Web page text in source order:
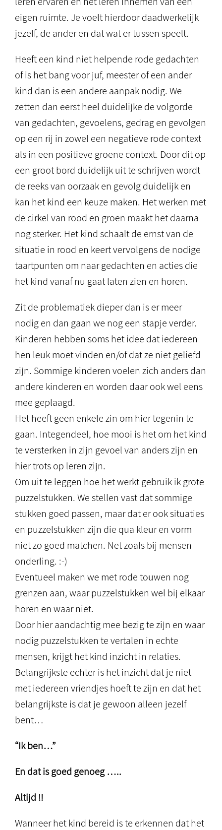
eigen ruimte. Je voelt hierdoor daadwerkelijk
jezelf, de ander en dat wat er tussen speelt.
Heeft een kind niet helpende rode gedachten
of is het bang voor juf, meester of een ander
kind dan is een andere aanpak nodig. We
zetten dan eerst heel duidelijke de volgorde
van gedachten, gevoelens, gedrag en gevolgen
op een rij in zowel een negatieve rode context
als in een positieve groene context. Door dit op
een groot bord duidelijk uit te schrijven wordt
de reeks van oorzaak en gevolg duidelijk en
kan het kind een keuze maken. Het werken met
de cirkel van rood en groen maakt het daarna
nog sterker. Het kind schaalt de ernst van de
situatie in rood en keert vervolgens de nodige
taartpunten om naar gedachten en acties die
het kind vanaf nu gaat laten zien en horen.
Zit de problematiek dieper dan is er meer
nodig en dan gaan we nog een stapje verder.
Kinderen hebben soms het idee dat iedereen
hen leuk moet vinden en/of dat ze niet geliefd
zijn. Sommige kinderen voelen zich anders dan
andere kinderen en worden daar ook wel eens
mee geplaagd.
Het heeft geen enkele zin om hier tegenin te
gaan. Integendeel, hoe mooi is het om het kind
te versterken in zijn gevoel van anders zijn en
hier trots op leren zijn.
Om uit te leggen hoe het werkt gebruik ik grote
puzzelstukken. We stellen vast dat sommige
stukken goed passen, maar dat er ook situaties
en puzzelstukken zijn die qua kleur en vorm
niet zo goed matchen. Net zoals bij mensen
onderling. :-)
Eventueel maken we met rode touwen nog
grenzen aan, waar puzzelstukken wel bij elkaar
horen en waar niet.
Door hier aandachtig mee bezig te zijn en waar
nodig puzzelstukken te vertalen in echte
mensen, krijgt het kind inzicht in relaties.
Belangrijkste echter is het inzicht dat je niet
met iedereen vriendjes hoeft te zijn en dat het
belangrijkste is dat je gewoon alleen jezelf
bent…
“Ik ben…”
En dat is goed genoeg …..
Altijd !!
Wanneer het kind bereid is te erkennen dat het